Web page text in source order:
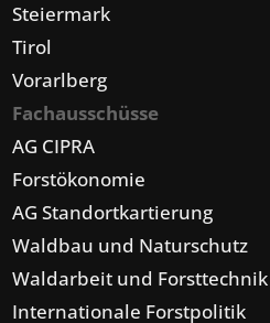
Steiermark
Tirol
Vorarlberg
Fachausschüsse
AG CIPRA
Forstökonomie
AG Standortkartierung
Waldbau und Naturschutz
Waldarbeit und Forsttechnik
Internationale Forstpolitik